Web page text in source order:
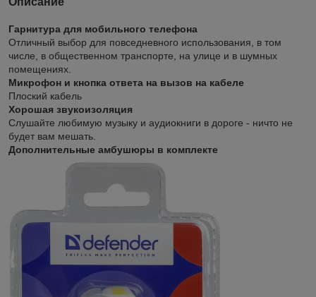
Гарнитура для мобильного телефона
Отличный выбор для повседневного использования, в том
числе, в общественном транспорте, на улице и в шумных
помещениях.
Микрофон и кнопка ответа на вызов на кабеле
Плоский кабель
Хорошая звукоизоляция
Слушайте любимую музыку и аудиокниги в дороге - ничто не
будет вам мешать.
Дополнительные амбушюры в комплекте